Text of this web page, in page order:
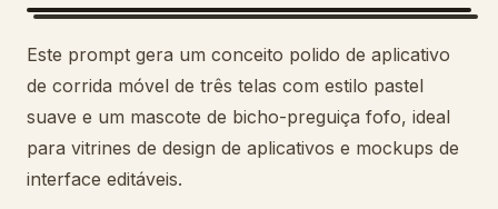
Prompts
Preços
Transferir
Este prompt gera um conceito polido de aplicativo
de corrida móvel de três telas com estilo pastel
suave e um mascote de bicho-preguiça fofo, ideal
para vitrines de design de aplicativos e mockups de
interface editáveis.